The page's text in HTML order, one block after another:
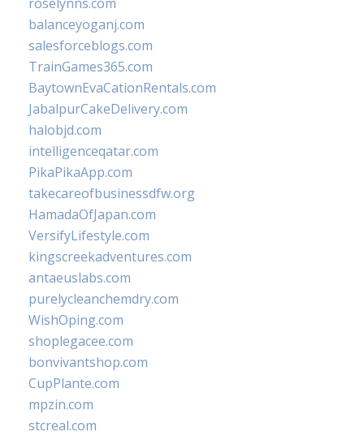
balanceyoganj.com
salesforceblogs.com
TrainGames365.com
BaytownEvaCationRentals.com
JabalpurCakeDelivery.com
halobjd.com
intelligenceqatar.com
PikaPikaApp.com
takecareofbusinessdfw.org
HamadaOfJapan.com
VersifyLifestyle.com
kingscreekadventures.com
antaeuslabs.com
purelycleanchemdry.com
WishOping.com
shoplegacee.com
bonvivantshop.com
CupPlante.com
mpzin.com
stcreal.com